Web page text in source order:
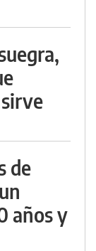
de
años y